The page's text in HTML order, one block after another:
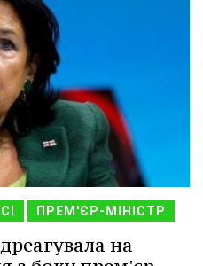
ПРЕМ'ЄР-МІНІСТР
на